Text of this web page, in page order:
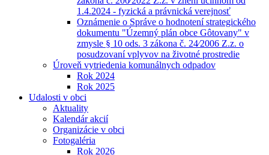
1.4.2024 - fyzická a právnická verejnosť
Oznámenie o Správe o hodnotení strategického
dokumentu "Územný plán obce Gôtovany" v
zmysle § 10 ods. 3 zákona č. 24⁄2006 Z.z. o
posudzovaní vplyvov na životné prostredie
Úroveň vytriedenia komunálnych odpadov
Rok 2024
Rok 2025
Udalosti v obci
Aktuality
Kalendár akcií
Organizácie v obci
Fotogaléria
Rok 2026